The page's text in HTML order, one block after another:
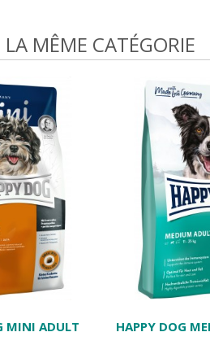
MÊME CATÉGORIE
MINI ADULT HAPPY DOG